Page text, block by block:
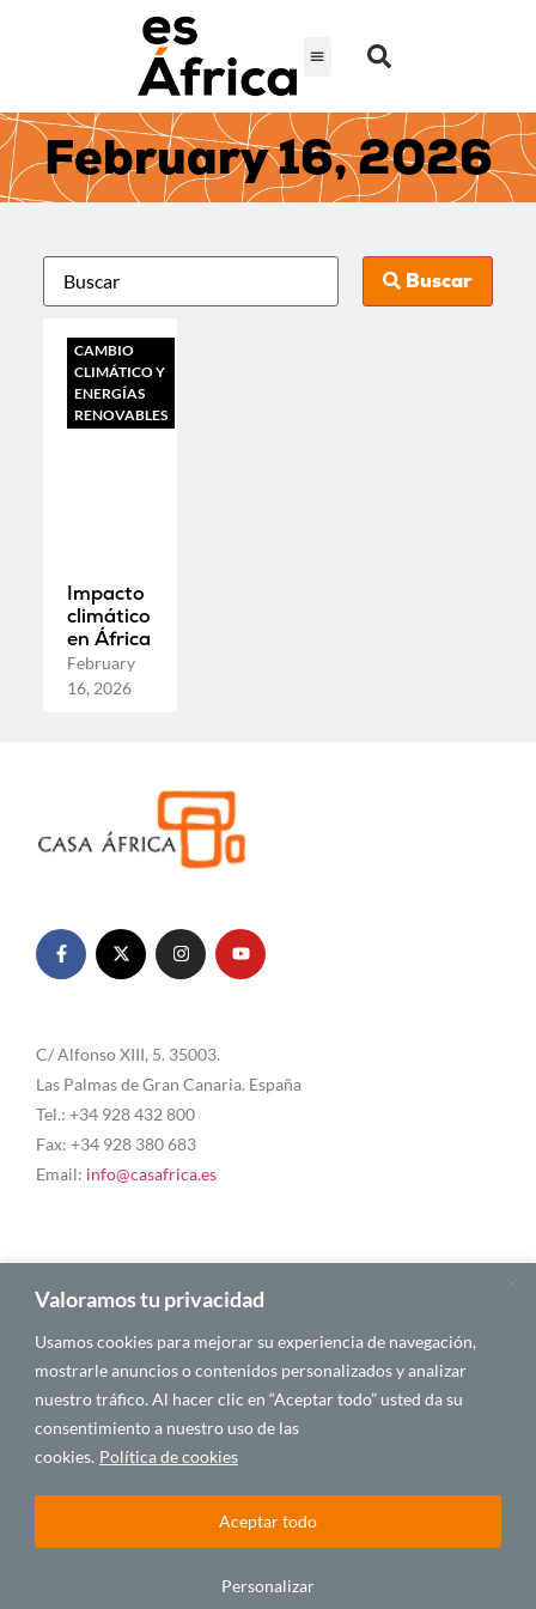
Valoramos tu privacidad
Usamos cookies para mejorar su experiencia de navegación,
mostrarle anuncios o contenidos personalizados y analizar
nuestro tráfico. Al hacer clic en “Aceptar todo” usted da su
consentimiento a nuestro uso de las
cookies. Política de cookies
Personalizar
Aceptar todo
February 16, 2026
Buscar
CAMBIO
CLIMÁTICO Y
ENERGÍAS
RENOVABLES
Impacto
climático
en África
February
16, 2026
C/ Alfonso XIII, 5. 35003.
Las Palmas de Gran Canaria. España
Tel.: +34 928 432 800
Fax: +34 928 380 683
Email: info@casafrica.es
Blog
About Us
Personalities
English